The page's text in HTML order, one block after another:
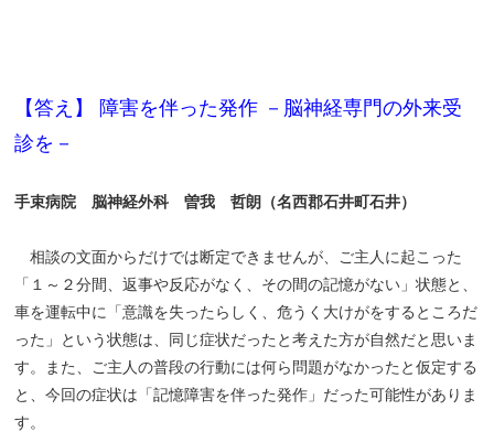
【答え】 障害を伴った発作 －脳神経専門の外来受
診を－
手束病院 脳神経外科 曽我 哲朗（名西郡石井町石井）
相談の文面からだけでは断定できませんが、ご主人に起こった
「１～２分間、返事や反応がなく、その間の記憶がない」状態と、
車を運転中に「意識を失ったらしく、危うく大けがをするところだ
った」という状態は、同じ症状だったと考えた方が自然だと思いま
す。また、ご主人の普段の行動には何ら問題がなかったと仮定する
と、今回の症状は「記憶障害を伴った発作」だった可能性がありま
す。